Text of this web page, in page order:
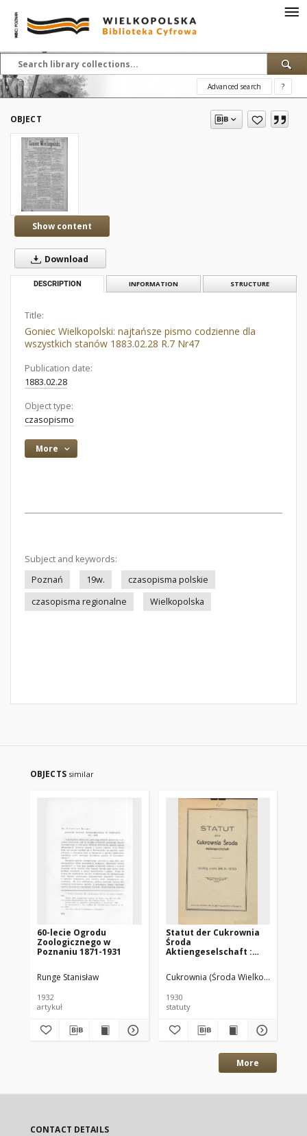
Advanced search ?
OBJECT
Show content
Download
DESCRIPTION INFORMATION STRUCTURE
Title:
Goniec Wielkopolski: najtańsze pismo codzienne dla
wszystkich stanów 1883.02.28 R.7 Nr47
Publication date:
1883.02.28
Object type:
czasopismo
More
Subject and keywords:
Poznań
19w.
czasopisma polskie
czasopisma regionalne
Wielkopolska
OBJECTS similar
60-lecie Ogrodu
Zoologicznego w
Poznaniu 1871-1931
Runge Stanisław
1932
artykuł
Statut der Cukrownia
Środa
Aktiengeselschaft :
Cukrownia (Środa Wielkopolska)
1930
statuty
More
CONTACT DETAILS